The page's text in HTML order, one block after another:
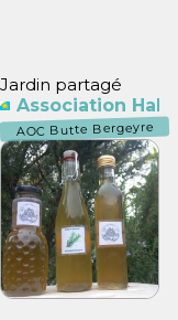
Bergeyre
Jardin partagé
Association
AOC Butte Bergeyre